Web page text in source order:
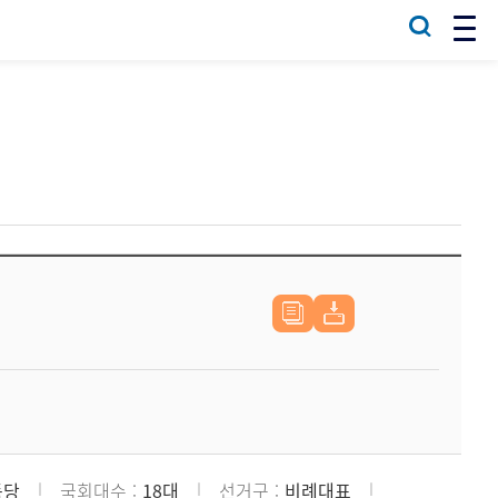
국회대수 18대 선거구
비례대표